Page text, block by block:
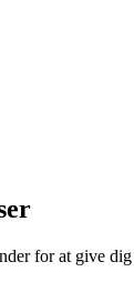
for at give